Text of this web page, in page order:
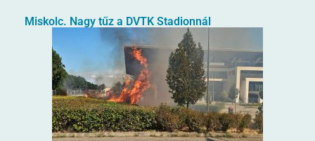
Miskolc. Nagy tűz a DVTK Stadionnál